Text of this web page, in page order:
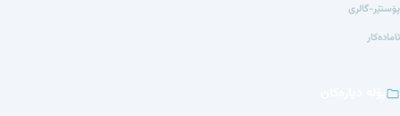
پۆستێر-گالری
ئامادەکار